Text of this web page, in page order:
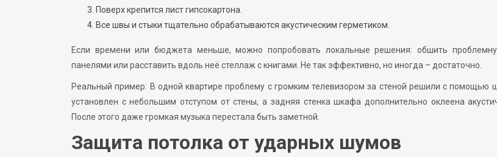
Поверх крепится лист гипсокартона.
Все швы и стыки тщательно обрабатываются акустическим герметиком.
Если времени или бюджета меньше, можно попробовать локальные решения: обшить
панелями или расставить вдоль неё стеллаж с книгами. Не так эффективно, но иногда – достаточно.
Реальный пример: В одной квартире проблему с громким телевизором за стеной решили с помощью
установлен с небольшим отступом от стены, а задняя стенка шкафа дополнительно оклеена
После этого даже громкая музыка перестала быть заметной.
Защита потолка от ударных шумов